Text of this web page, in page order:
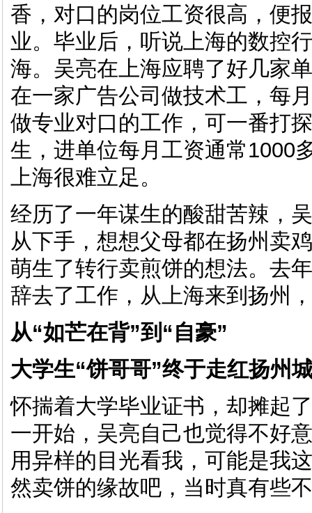
香，对口的岗位工资很高，便
业。毕业后，听说上海的数控
海。吴亮在上海应聘了好几家
在一家广告公司做技术工，每
做专业对口的工作，可一番打
生，进单位每月工资通常1000
上海很难立足。
经历了一年谋生的酸甜苦辣，
从下手，想想父母都在扬州卖
萌生了转行卖煎饼的想法。去
辞去了工作，从上海来到扬州
从“如芒在背”到“自豪”
大学生“饼哥哥”终于走红扬州
怀揣着大学毕业证书，却摊起
一开始，吴亮自己也觉得不好
用异样的目光看我，可能是我
然卖饼的缘故吧，当时真有些